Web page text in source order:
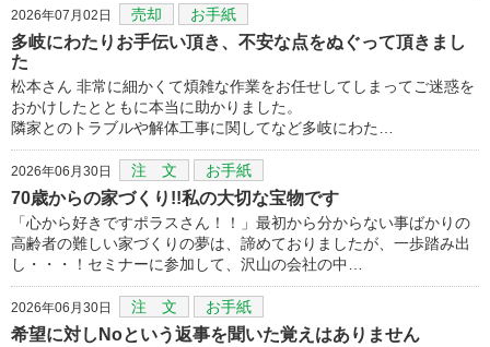
2026年07月02日 売却 お手紙
多岐にわたりお手伝い頂き、不安な点をぬぐって頂きまし
た
松本さん 非常に細かくて煩雑な作業をお任せしてしまってご迷惑を
おかけしたとともに本当に助かりました。
隣家とのトラブルや解体工事に関してなど多岐にわた…
2026年06月30日 注 文 お手紙
70歳からの家づくり!!私の大切な宝物です
「心から好きですポラスさん！！」最初から分からない事ばかりの
高齢者の難しい家づくりの夢は、諦めておりましたが、一歩踏み出
し・・・！セミナーに参加して、沢山の会社の中…
2026年06月30日 注 文 お手紙
希望に対しNoという返事を聞いた覚えはありません